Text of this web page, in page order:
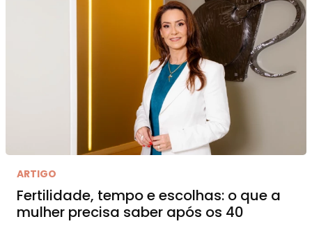
ARTIGO
Fertilidade, tempo e escolhas: o que a
mulher precisa saber após os 40